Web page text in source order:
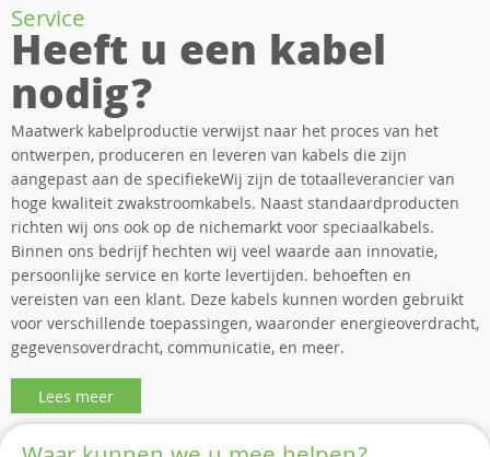
Service
Heeft u een kabel
nodig?
Maatwerk kabelproductie verwijst naar het proces van het
ontwerpen, produceren en leveren van kabels die zijn
aangepast aan de specifiekeWij zijn de totaalleverancier van
hoge kwaliteit zwakstroomkabels. Naast standaardproducten
richten wij ons ook op de nichemarkt voor speciaalkabels.
Binnen ons bedrijf hechten wij veel waarde aan innovatie,
persoonlijke service en korte levertijden. behoeften en
vereisten van een klant. Deze kabels kunnen worden gebruikt
voor verschillende toepassingen, waaronder energieoverdracht,
gegevensoverdracht, communicatie, en meer.
Lees meer